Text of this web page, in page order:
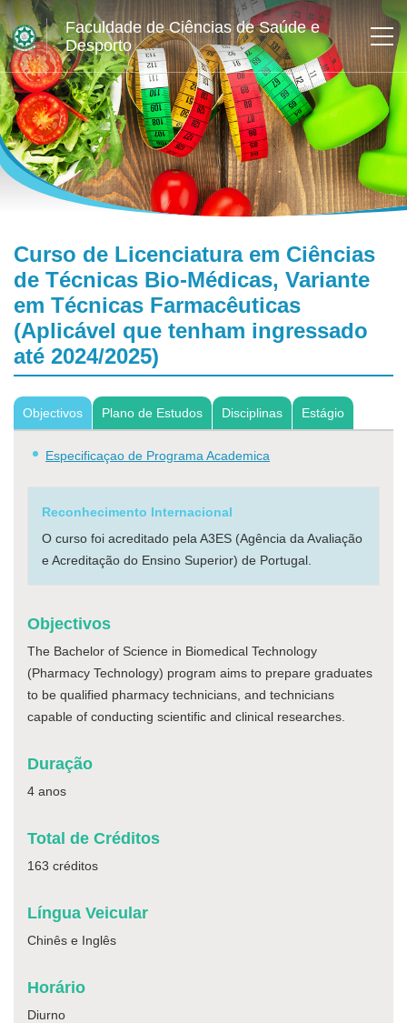
Faculdade de Ciências de Saúde e
Desporto
Curso de Licenciatura em Ciências
de Técnicas Bio-Médicas, Variante
em Técnicas Farmacêuticas
(Aplicável que tenham ingressado
até 2024/2025)
Objectivos Plano de Estudos Disciplinas Estágio
Especificaçao de Programa Academica
Reconhecimento Internacional
O curso foi acreditado pela A3ES (Agência da Avaliação
e Acreditação do Ensino Superior) de Portugal.
Objectivos
The Bachelor of Science in Biomedical Technology
(Pharmacy Technology) program aims to prepare graduates
to be qualified pharmacy technicians, and technicians
capable of conducting scientific and clinical researches.
Duração
4 anos
Total de Créditos
163 créditos
Língua Veicular
Chinês e Inglês
Horário
Diurno